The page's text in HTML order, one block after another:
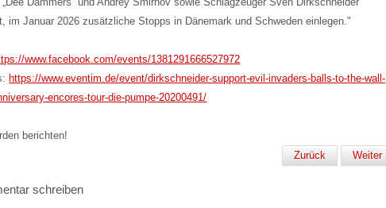
im Januar 2026 zusätzliche Stopps in Dänemark und Schweden einlegen."
www.facebook.com/events/1381291666527972
https://www.eventim.de/event/dirkschneider-support-evil-invaders-balls-to-the-wall-
encores-tour-die-pumpe-20200491/
berichten!
Zurück
Weiter
schreiben